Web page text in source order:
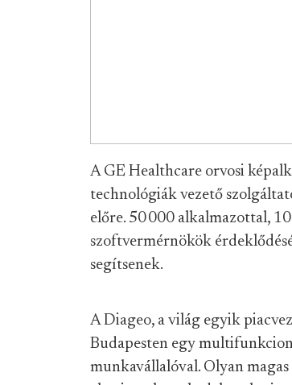
A GE Healthcare orvosi
technológiák vezető
előre. 50 000 alkalmazottal,
szoftvermérnökök
segítsenek.
A Diageo, a világ egyik
Budapesten egy
munkavállalóval. Olyan